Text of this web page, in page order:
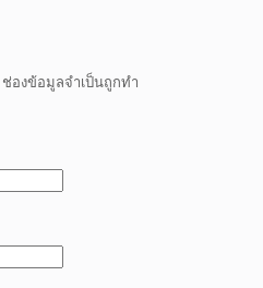
ช่องข้อมูลจำเป็นถูกทำ